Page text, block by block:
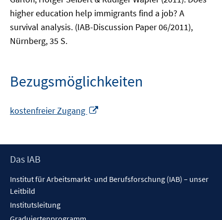
higher education help immigrants find a job? A
survival analysis. (IAB-Discussion Paper 06/2011),
Nürnberg, 35 S.
Bezugsmöglichkeiten
kostenfreier Zugang
öffnen
Footer
Das IAB
Institut für Arbeitsmarkt- und Berufsforschung (IAB) – unser
Leitbild
Institutsleitung